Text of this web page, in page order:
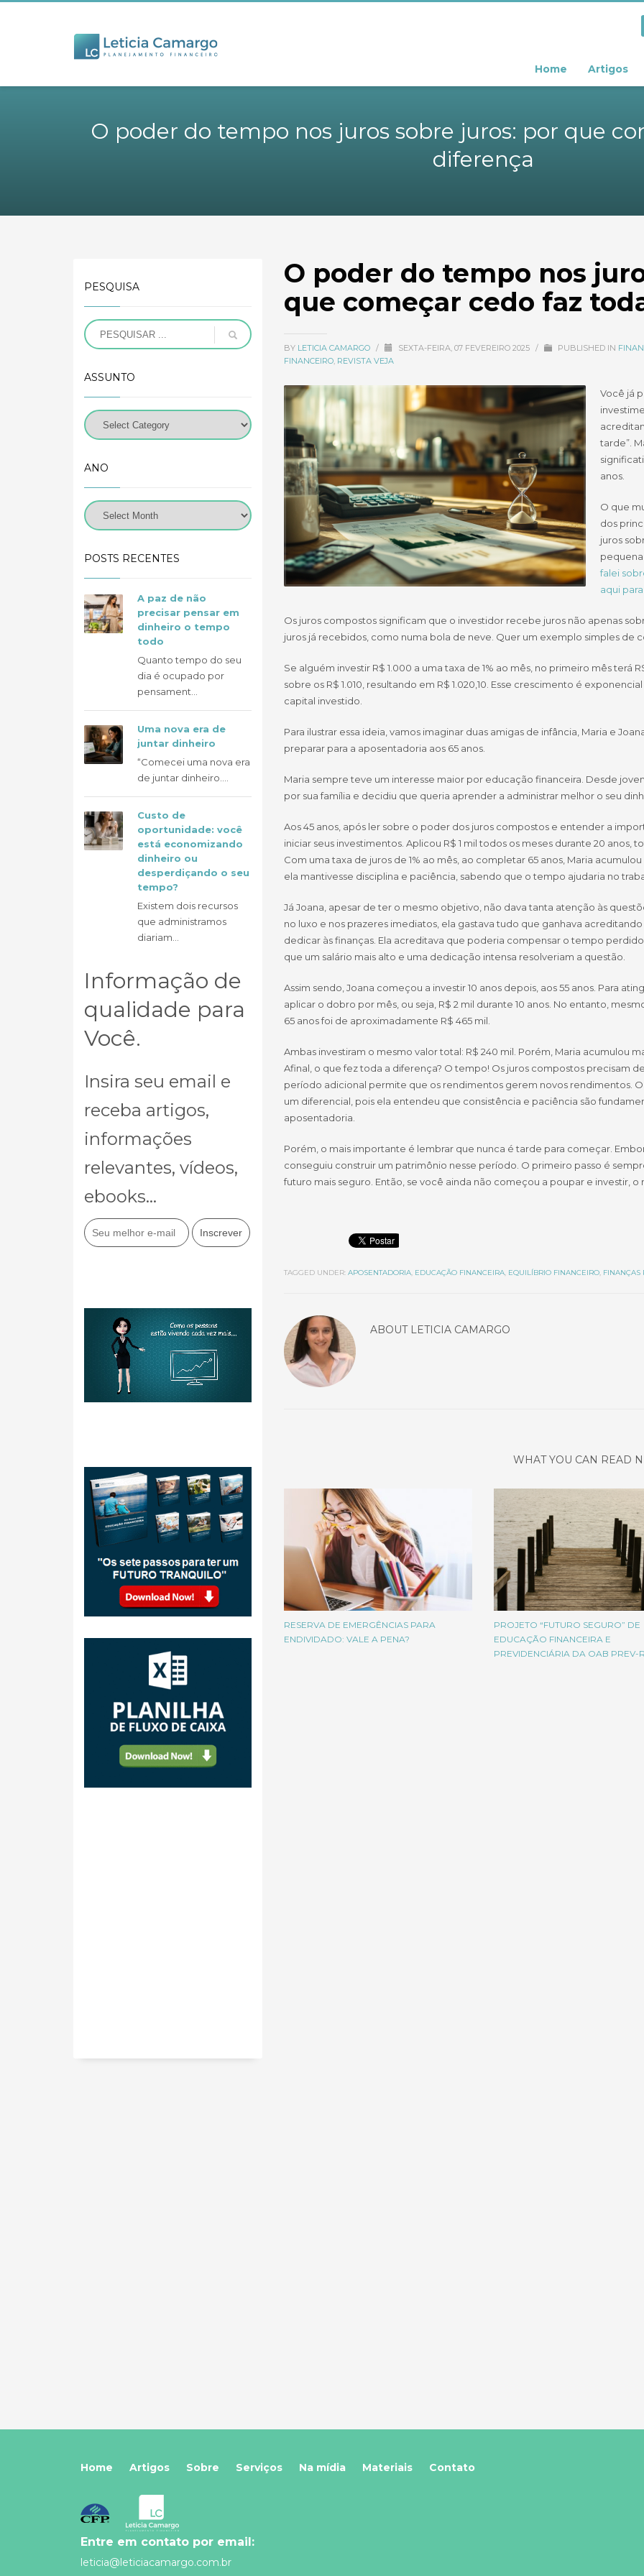
Home Artigos
O poder do tempo nos juros sobre juros: por que
diferença
O poder do tempo nos
que começar cedo faz
BY LETICIA CAMARGO / SEXTA-FEIRA, 07 FEVEREIRO 2025 / PUBLISHED IN
FINANCEIRO, REVISTA VEJA
Você já
tarde”.
anos.
O que
dos
juros
falei
aqui
Os juros compostos significam que o investidor recebe juros não apenas
juros já recebidos, como numa bola de neve. Quer um exemplo simples de
Se alguém investir R$ 1.000 a uma taxa de 1% ao mês, no primeiro mês terá
sobre os R$ 1.010, resultando em R$ 1.020,10. Esse crescimento é
capital investido.
Para ilustrar essa ideia, vamos imaginar duas amigas de infância, Maria e
preparar para a aposentadoria aos 65 anos.
Maria sempre teve um interesse maior por educação financeira. Desde
por sua família e decidiu que queria aprender a administrar melhor o seu
Aos 45 anos, após ler sobre o poder dos juros compostos e entender a
iniciar seus investimentos. Aplicou R$ 1 mil todos os meses durante 20
Com uma taxa de juros de 1% ao mês, ao completar 65 anos, Maria
ela mantivesse disciplina e paciência, sabendo que o tempo ajudaria no
Já Joana, apesar de ter o mesmo objetivo, não dava tanta atenção às
no luxo e nos prazeres imediatos, ela gastava tudo que ganhava
dedicar às finanças. Ela acreditava que poderia compensar o tempo
que um salário mais alto e uma dedicação intensa resolveriam a questão.
Assim sendo, Joana começou a investir 10 anos depois, aos 55 anos. Para
aplicar o dobro por mês, ou seja, R$ 2 mil durante 10 anos. No entanto,
65 anos foi de aproximadamente R$ 465 mil.
Ambas investiram o mesmo valor total: R$ 240 mil. Porém, Maria acumulou
Afinal, o que fez toda a diferença? O tempo! Os juros compostos precisam
período adicional permite que os rendimentos gerem novos rendimentos.
um diferencial, pois ela entendeu que consistência e paciência são
aposentadoria.
Porém, o mais importante é lembrar que nunca é tarde para começar.
conseguiu construir um patrimônio nesse período. O primeiro passo é
futuro mais seguro. Então, se você ainda não começou a poupar e investir,
TAGGED UNDER: APOSENTADORIA, EDUCAÇÃO FINANCEIRA, EQUILÍBRIO FINANCEIRO, FINANÇAS
ABOUT LETICIA CAMARGO
WHAT YOU CAN READ
RESERVA DE EMERGÊNCIAS PARA
ENDIVIDADO: VALE A PENA?
PROJETO “FUTURO SEGURO” DE
EDUCAÇÃO FINANCEIRA E
PREVIDENCIÁRIA DA OAB PREV-
PESQUISA
ASSUNTO
ANO
POSTS RECENTES
A paz de não
precisar pensar em
dinheiro o tempo
todo
Quanto tempo do seu
dia é ocupado por
pensament...
Uma nova era de
juntar dinheiro
“Comecei uma nova era
de juntar dinheiro....
Custo de
oportunidade: você
está economizando
dinheiro ou
desperdiçando o seu
tempo?
Existem dois recursos
que administramos
diariam...
Informação de
qualidade para
Você.
Insira seu email e
receba artigos,
informações
relevantes, vídeos,
ebooks...
Home Artigos Sobre Serviços Na mídia Materiais Contato
Entre em contato por email:
leticia@leticiacamargo.com.br